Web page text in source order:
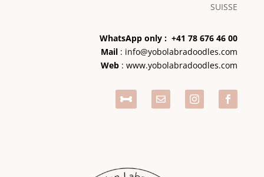
SUISSE
WhatsApp only : +41 78 676 46 00
Mail : info@yobolabradoodles.com
Web :www.yobolabradoodles.com



